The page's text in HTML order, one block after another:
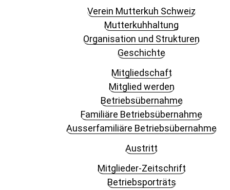
Verein Mutterkuh Schweiz
Mutterkuhhaltung
Organisation und Strukturen
Geschichte
Mitgliedschaft
Mitglied werden
Betriebsübernahme
Familiäre Betriebsübernahme
Ausserfamiliäre Betriebsübernahme
Austritt
Mitglieder-Zeitschrift
Betriebsporträts